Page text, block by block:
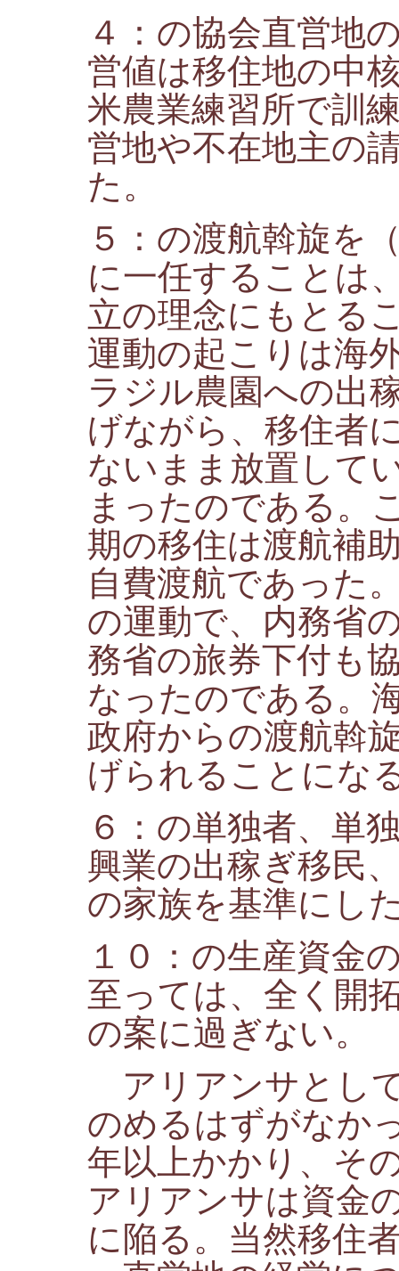
４：の協会直営地
営値は移住地の中
米農業練習所で訓
営地や不在地主の
た。
５：の渡航斡旋を
に一任することは
立の理念にもとる
運動の起こりは海
ラジル農園への出
げながら、移住者
ないまま放置して
まったのである。
期の移住は渡航補
自費渡航であった
の運動で、内務省
務省の旅券下付も
なったのである。
政府からの渡航斡
げられることにな
６：の単独者、単
興業の出稼ぎ移民
の家族を基準にし
１０：の生産資金
至っては、全く開
の案に過ぎない。
アリアンサとし
のめるはずがなか
年以上かかり、そ
アリアンサは資金
に陥る。当然移住